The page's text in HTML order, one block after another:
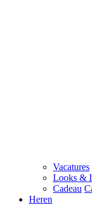
Vacatures
Looks &
Cadeau
Heren